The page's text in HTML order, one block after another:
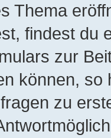
Thema
findest du
zur
können,
zu